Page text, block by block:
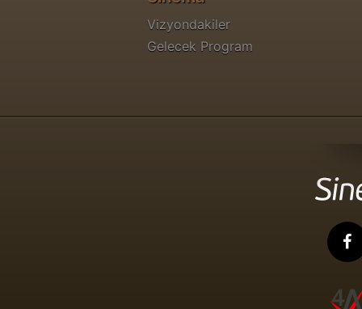
Vizyondakiler
Gelecek Program